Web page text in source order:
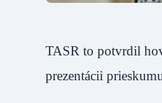
TASR to potvrdil
prezentácii